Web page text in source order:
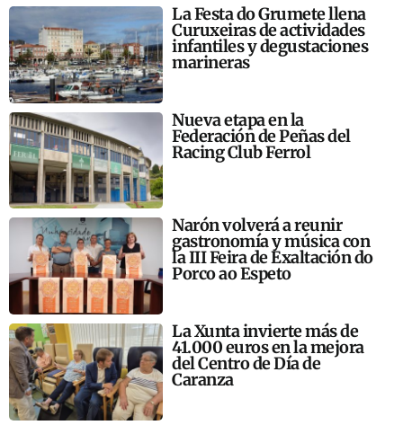
La Festa do Grumete llena
Curuxeiras de actividades
infantiles y degustaciones
marineras
Nueva etapa en la
Federación de Peñas del
Racing Club Ferrol
Narón volverá a reunir
gastronomía y música con
la III Feira de Exaltación do
Porco ao Espeto
La Xunta invierte más de
41.000 euros en la mejora
del Centro de Día de
Caranza